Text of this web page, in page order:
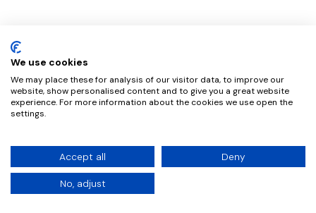
Mentions légales Politique des cookiesTarifs
ContactsStandard : 01 84 80 75 30
We use cookies
We may place these for analysis of our visitor data, to improve our
website, show personalised content and to give you a great website
experience. For more information about the cookies we use open the
settings.
Accept all Deny
No, adjust